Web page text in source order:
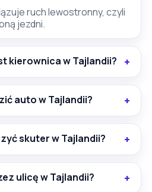
ruch lewostronny, czyli
jezdni.
kierownica w Tajlandii?
auto w Tajlandii?
skuter w Tajlandii?
ulicę w Tajlandii?